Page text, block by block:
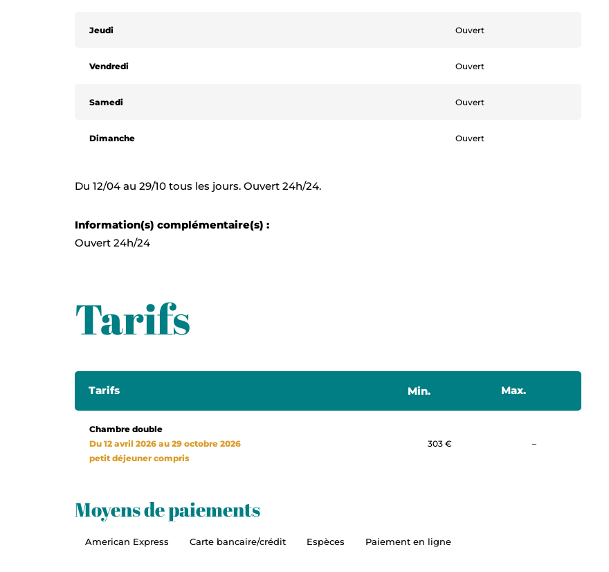
Jeudi Ouvert
Vendredi Ouvert
Samedi Ouvert
Dimanche Ouvert
Du 12/04 au 29/10 tous les jours. Ouvert 24h/24.
Information(s) complémentaire(s) :
Ouvert 24h/24
Tarifs
Tarifs Min. Max.
Chambre double
Du 12 avril 2026 au 29 octobre 2026
petit déjeuner compris
303 € –Non communiqué
Moyens de paiements
American Express Carte bancaire/crédit Espèces Paiement en ligne